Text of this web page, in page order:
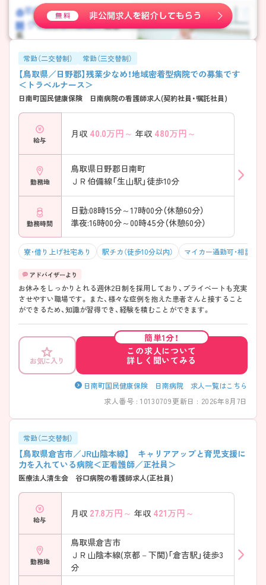
常勤（二交替制） 常勤（三交替制）
【鳥取県／日野郡】残業少なめ！地域密着型病院での募集です
＜トラベルナース＞
日南町国民健康保険 日南病院の看護師求人(契約社員・嘱託社員)
給与
月収 40.0万円～ 年収 480万円～
勤務地
鳥取県日野郡日南町
ＪＲ伯備線「生山駅」徒歩10分
勤務時間
日勤:08時15分～17時00分（休憩60分）
準夜:16時00分～00時45分（休憩60分）
寮・借り上げ社宅あり 駅チカ（徒歩10分以内） マイカー通勤可・相談可
お休みをしっかりとれる週休2日制を採用しており、プライベートも充実
させやすい職場です。 また、様々な症例を抱えた患者さんと接すること
ができるため、知識が習得でき、経験を積むことができます。
お気に入り
簡単1分！
この求人について
詳しく聞いてみる
日南町国民健康保険 日南病院 求人一覧はこちら
求人番号 : 10130709更新日 : 2026年8月7日
常勤（二交替制）
【鳥取県倉吉市／JR山陰本線】 キャリアアップと育児支援に
力を入れている病院＜正看護師／正社員＞
医療法人清生会 谷口病院の看護師求人(正社員)
給与
月収 27.8万円～ 年収 421万円～
勤務地
鳥取県倉吉市
ＪＲ山陰本線(京都－下関)「倉吉駅」徒歩3
分